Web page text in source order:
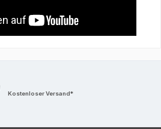
Kostenloser Versand*